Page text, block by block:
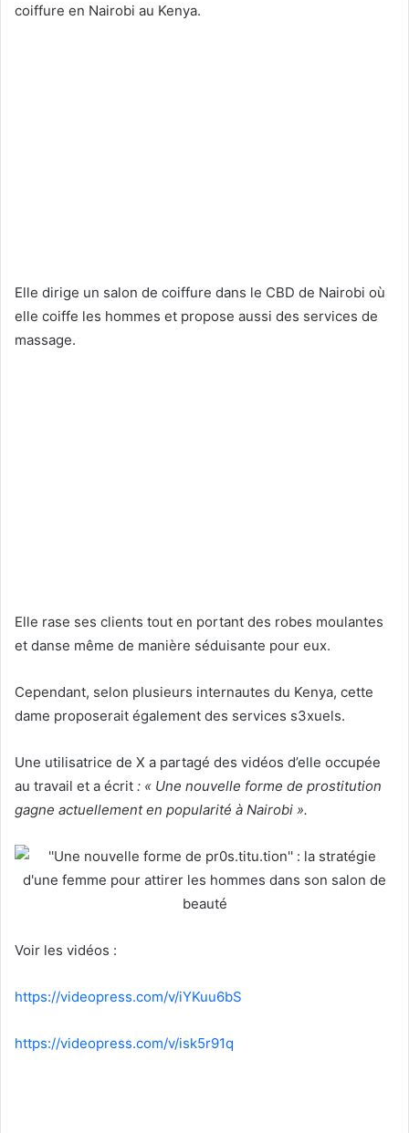
coiffure en Nairobi au Kenya.
Elle dirige un salon de coiffure dans le CBD de Nairobi où
elle coiffe les hommes et propose aussi des services de
massage.
Elle rase ses clients tout en portant des robes moulantes
et danse même de manière séduisante pour eux.
Cependant, selon plusieurs internautes du Kenya, cette
dame proposerait également des services s3xuels.
Une utilisatrice de X a partagé des vidéos d’elle occupée
au travail et a écrit : « Une nouvelle forme de prostitution
gagne actuellement en popularité à Nairobi ».
Voir les vidéos :
https://videopress.com/v/iYKuu6bS
https://videopress.com/v/isk5r91q